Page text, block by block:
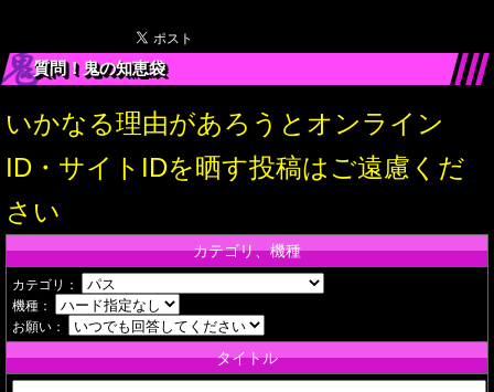
質問！鬼の知恵袋
いかなる理由があろうとオンライン
ID・サイトIDを晒す投稿はご遠慮くだ
さい
カテゴリ、機種
カテゴリ：
機種：
お願い：
タイトル